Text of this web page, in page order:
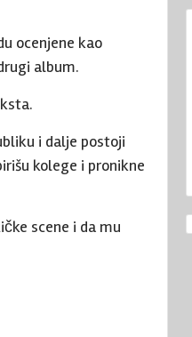
ocenjene kao
album.
i dalje postoji
kolege i pronikne
scene i da mu